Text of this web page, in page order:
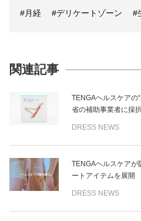
#月経 #デリケートゾーン #
関連記事
TENGAヘルスケアの
省の補助事業者に採択
DRESS NEWS
TENGAヘルスケアが
ートアイテムを展開
DRESS NEWS